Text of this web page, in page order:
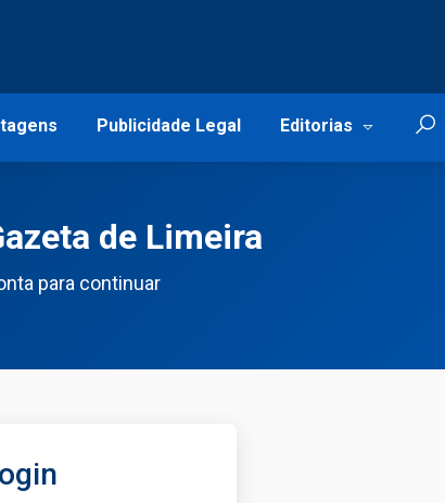
Publicidade Legal Editorias
de Limeira
para continuar